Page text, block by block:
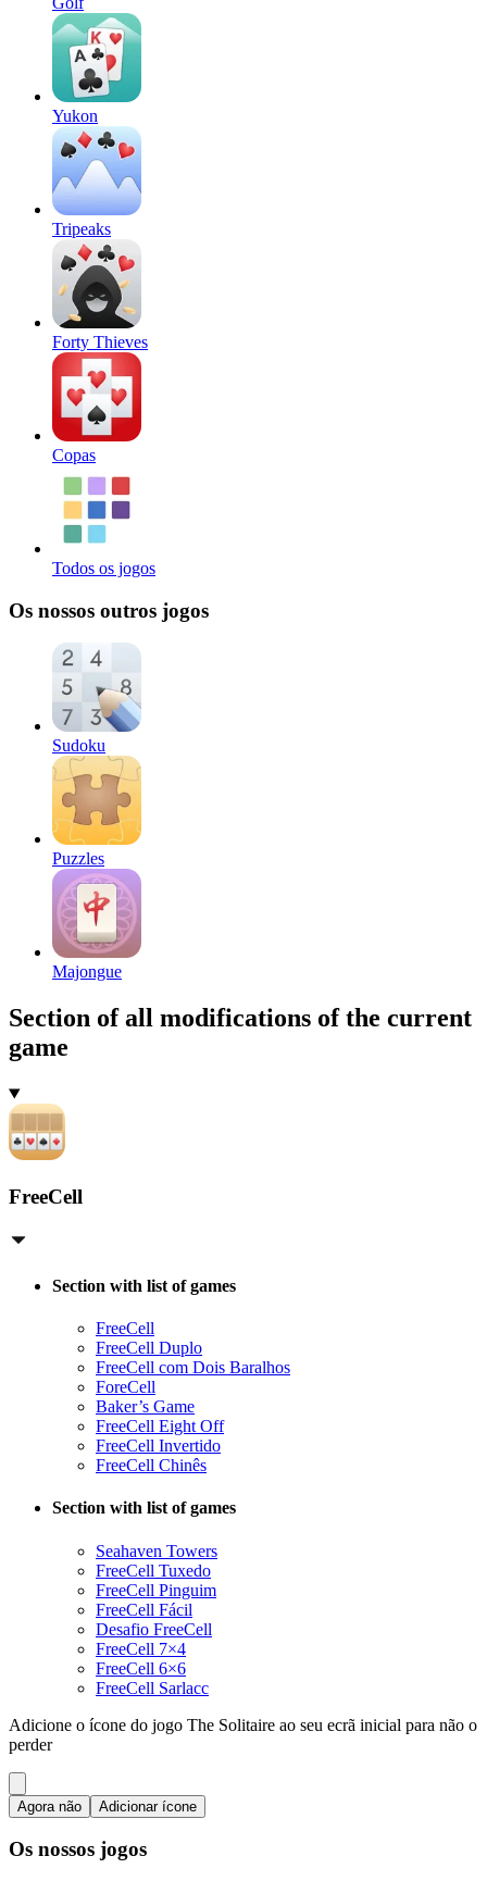
Yukon
Tripeaks
Forty Thieves
Copas
Todos os jogos
Os nossos outros jogos
Sudoku
Puzzles
Majongue
Section of all modifications of the current
game
FreeCell
Section with list of games
FreeCell
FreeCell Duplo
FreeCell com Dois Baralhos
ForeCell
Baker’s Game
FreeCell Eight Off
FreeCell Invertido
FreeCell Chinês
Section with list of games
Seahaven Towers
FreeCell Tuxedo
FreeCell Pinguim
FreeCell Fácil
Desafio FreeCell
FreeCell 7×4
FreeCell 6×6
FreeCell Sarlacc
Adicione o ícone do jogo The Solitaire ao seu ecrã inicial para não o
perder
Agora não Adicionar ícone
Os nossos jogos